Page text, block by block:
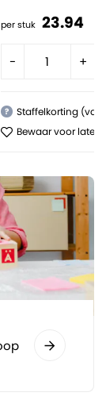
per stuk 23.94
- +
?
Staffelkorting
Bewaar voor later